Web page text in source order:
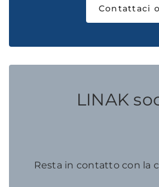
Contattaci
LINAK
Resta in contatto con la